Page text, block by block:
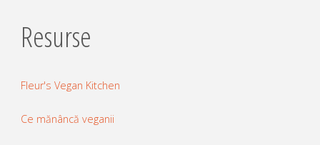
Resurse
Fleur's Vegan Kitchen
Ce mănâncă veganii